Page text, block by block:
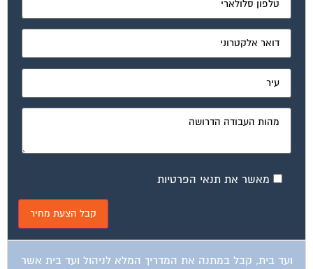
מאשר את תנאי הפרטיות
ועד בית, קבל במתנה את המדריך המלא לניהול ועד בית אשר